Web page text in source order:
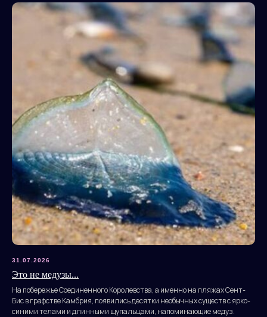
31.07.2026
Это не медузы...
На побережье Соединенного Королевства, а именно на пляжах Сент-
Бис в графстве Камбрия, появились десятки необычных существ с ярко-
синими телами и длинными щупальцами, напоминающие медуз.